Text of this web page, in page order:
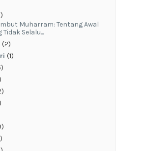
Muharram: Tentang Awal
Tidak Selalu...
(2)
(1)